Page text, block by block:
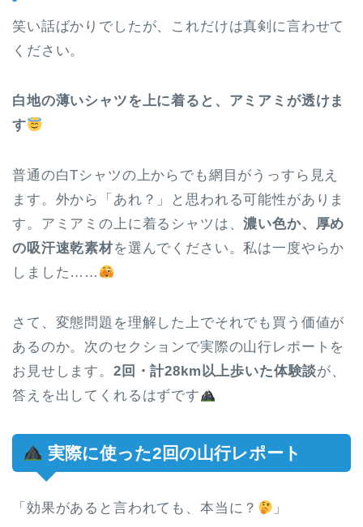
笑い話ばかりでしたが、これだけは真剣に言わせて
ください。
白地の薄いシャツを上に着ると、アミアミが透けま
す
普通の白Tシャツの上からでも網目がうっすら見え
ます。外から「あれ？」と思われる可能性がありま
す。アミアミの上に着るシャツは、濃い色か、厚め
の吸汗速乾素材を選んでください。私は一度やらか
しました……
さて、変態問題を理解した上でそれでも買う価値が
あるのか。次のセクションで実際の山行レポートを
お見せします。 2回・計28km以上歩いた体験談が、
答えを出してくれるはずです
実際に使った2回の山行レポート
「効果があると言われても、本当に？ 」